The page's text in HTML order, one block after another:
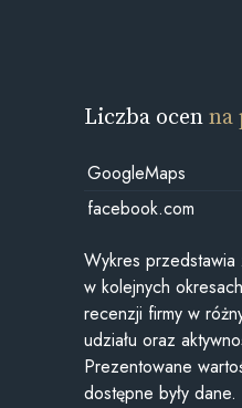
Liczba ocenna
GoogleMaps
facebook.com
Wykres
w kolejnych
recenzji firmy w
udziału oraz
Prezentowane
dostępne były dane.